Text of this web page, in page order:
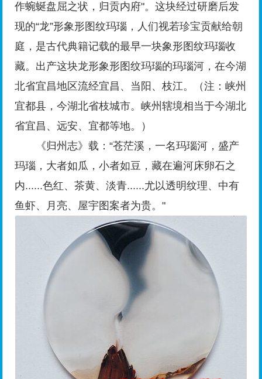
作蜿蜒盘屈之状，归贡内府"。这块经过研磨后发
现的“龙”形象形图纹玛瑙，人们视若珍宝贡献给朝
庭，是古代典籍记载的最早一块象形图纹玛瑙收
藏。出产这块龙形象形图纹玛瑙的玛瑙河，在今湖
北省宜昌地区流经宜昌、当阳、枝江。（注：峡州
宜都县，今湖北省枝城市。峡州辖境相当于今湖北
省宜昌、远安、宜都等地。）
《归州志》载：“苍茫溪，一名玛瑙河，盛产
玛瑙，大者如瓜，小者如豆，藏在遍河床卵石之
内......色红、茶黄、淡青......尤以透明纹理、中有
鱼虾、月亮、屋宇图案者为贵。"